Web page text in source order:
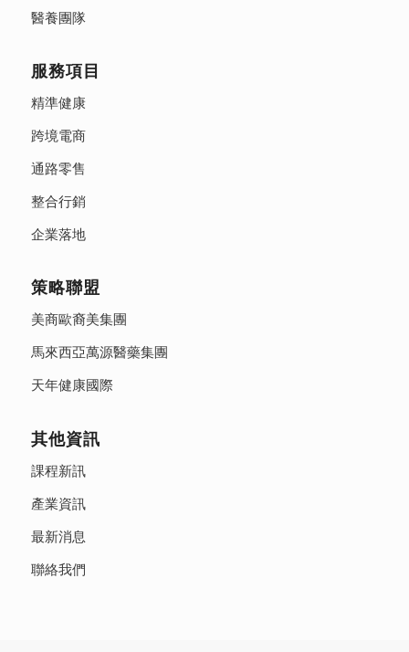
醫養團隊
服務項目
精準健康
跨境電商
通路零售
整合行銷
企業落地
策略聯盟
美商歐裔美集團
馬來西亞萬源醫藥集團
天年健康國際
其他資訊
課程新訊
產業資訊
最新消息
聯絡我們